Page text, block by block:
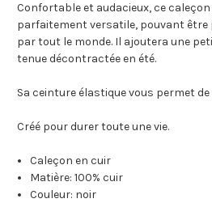
Confortable et audacieux, ce
parfaitement versatile, pouvant
par tout le monde. Il ajoutera une
tenue décontractée en été.
Sa ceinture élastique vous permet
Créé pour durer toute une vie.
Caleçon en cuir
Matière: 100% cuir
Couleur: noir